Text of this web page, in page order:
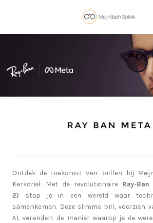
Ontdek de toekomst van brillen bij
Kerkdriel. Met de revolutionaire Ray-
2) stap je in een wereld waar
samenkomen. Deze slimme bril, voorzien
AI, verandert de manier waarop je de